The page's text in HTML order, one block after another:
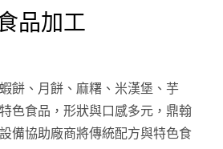
品加工
餅、月餅、麻糬、米漢堡、芋
色食品，形狀與口感多元，鼎翰
備協助廠商將傳統配方與特色食